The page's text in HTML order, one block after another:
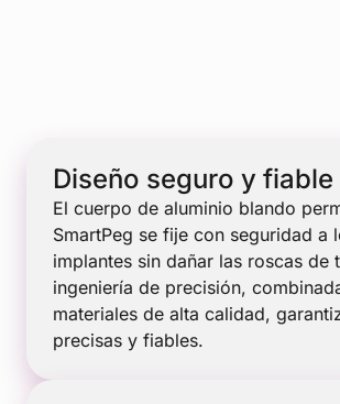
Diseño seguro y fiable
El cuerpo de aluminio blando
SmartPeg se fije con seguridad a
implantes sin dañar las roscas de
ingeniería de precisión,
materiales de alta calidad,
precisas y fiables.